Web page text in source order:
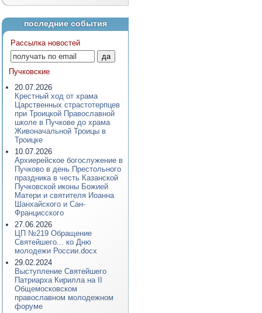
последние события
Рассылка новостей
Пучковские
20.07.2026
Крестный ход от храма
Царственных страстотерпцев
при Троицкой Православной
школе в Пучкове до храма
Живоначальной Троицы в
Троицке
10.07.2026
Архиерейское богослужение в
Пучково в день Престольного
праздника в честь Казанской
Пучковской иконы Божией
Матери и святителя Иоанна
Шанхайского и Сан-
Францисского
27.06.2026
ЦП №219 Обращение
Святейшего... ко Дню
молодежи России.docx
29.02.2024
Выступление Святейшего
Патриарха Кирилла на II
Общемосковском
православном молодежном
форуме